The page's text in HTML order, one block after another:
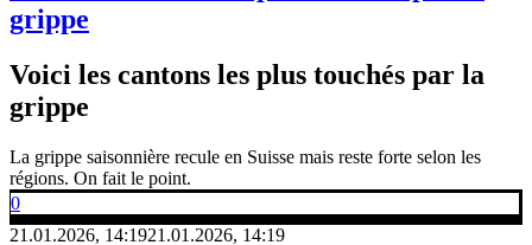
grippe
Voici les cantons les plus touchés par la
grippe
La grippe saisonnière recule en Suisse mais reste forte selon les
régions. On fait le point.
0
21.01.2026, 14:1921.01.2026, 14:19